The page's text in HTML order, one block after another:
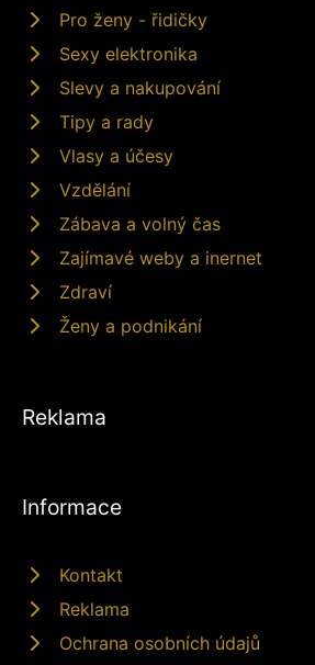
Pro ženy - řidičky
Sexy elektronika
Slevy a nakupování
Tipy a rady
Vlasy a účesy
Vzdělání
Zábava a volný čas
Zajímavé weby a inernet
Zdraví
Ženy a podnikání
Reklama
Informace
Kontakt
Reklama
Ochrana osobních údajů